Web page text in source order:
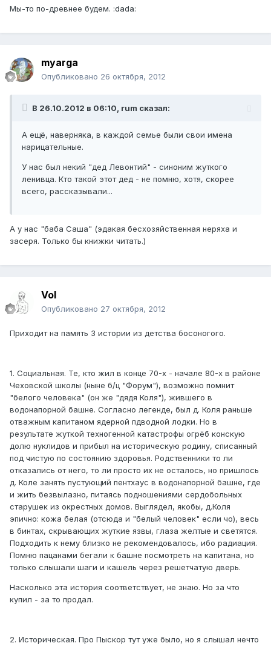
Мы-то по-древнее будем. :dada:
myarga
Опубликовано 26 октября, 2012
В 26.10.2012 в 06:10, rum сказал:
А ещё, наверняка, в каждой семье были свои имена
нарицательные.
У нас был некий "дед Левонтий" - синоним жуткого
ленивца. Кто такой этот дед - не помню, хотя, скорее
всего, рассказывали...
А у нас "баба Саша" (эдакая бесхозяйственная неряха и
засеря. Только бы книжки читать.)
Vol
Опубликовано 27 октября, 2012
Приходит на память 3 истории из детства босоногого.
1. Социальная. Те, кто жил в конце 70-х - начале 80-х в районе
Чеховской школы (ныне б/ц "Форум"), возможно помнит
"белого человека" (он же "дядя Коля"), жившего в
водонапорной башне. Согласно легенде, был д. Коля раньше
отважным капитаном ядерной пдводной лодки. Но в
результате жуткой техногенной катастрофы огрёб конскую
долю нуклидов и прибыл на историческую родину, списанный
под чистую по состоянию здоровья. Родственники то ли
отказались от него, то ли просто их не осталось, но пришлось
д. Коле занять пустующий пентхаус в водонапорной башне, где
и жить безвылазно, питаясь подношениями сердобольных
старушек из окрестных домов. Выглядел, якобы, д.Коля
эпично: кожа белая (отсюда и "белый человек" если чо), весь
в бинтах, скрывающих жуткие язвы, глаза желтые и светятся.
Подходить к нему близко не рекомендовалось, ибо радиация.
Помню пацанами бегали к башне посмотреть на капитана, но
только слышали шаги и кашель через решетчатую дверь.
Насколько эта история соответствует, не знаю. Но за что
купил - за то продал.
2. Историческая. Про Пыскор тут уже было, но я слышал нечто